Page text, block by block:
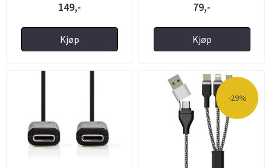
149,-
Kjøp
79,-
Kjøp
-29%